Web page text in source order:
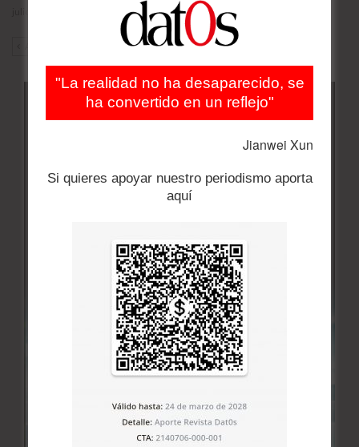
"La realidad no ha desaparecido, se
ha convertido en un reflejo"
Jianwei Xun
Si quieres apoyar nuestro periodismo aporta
aquí